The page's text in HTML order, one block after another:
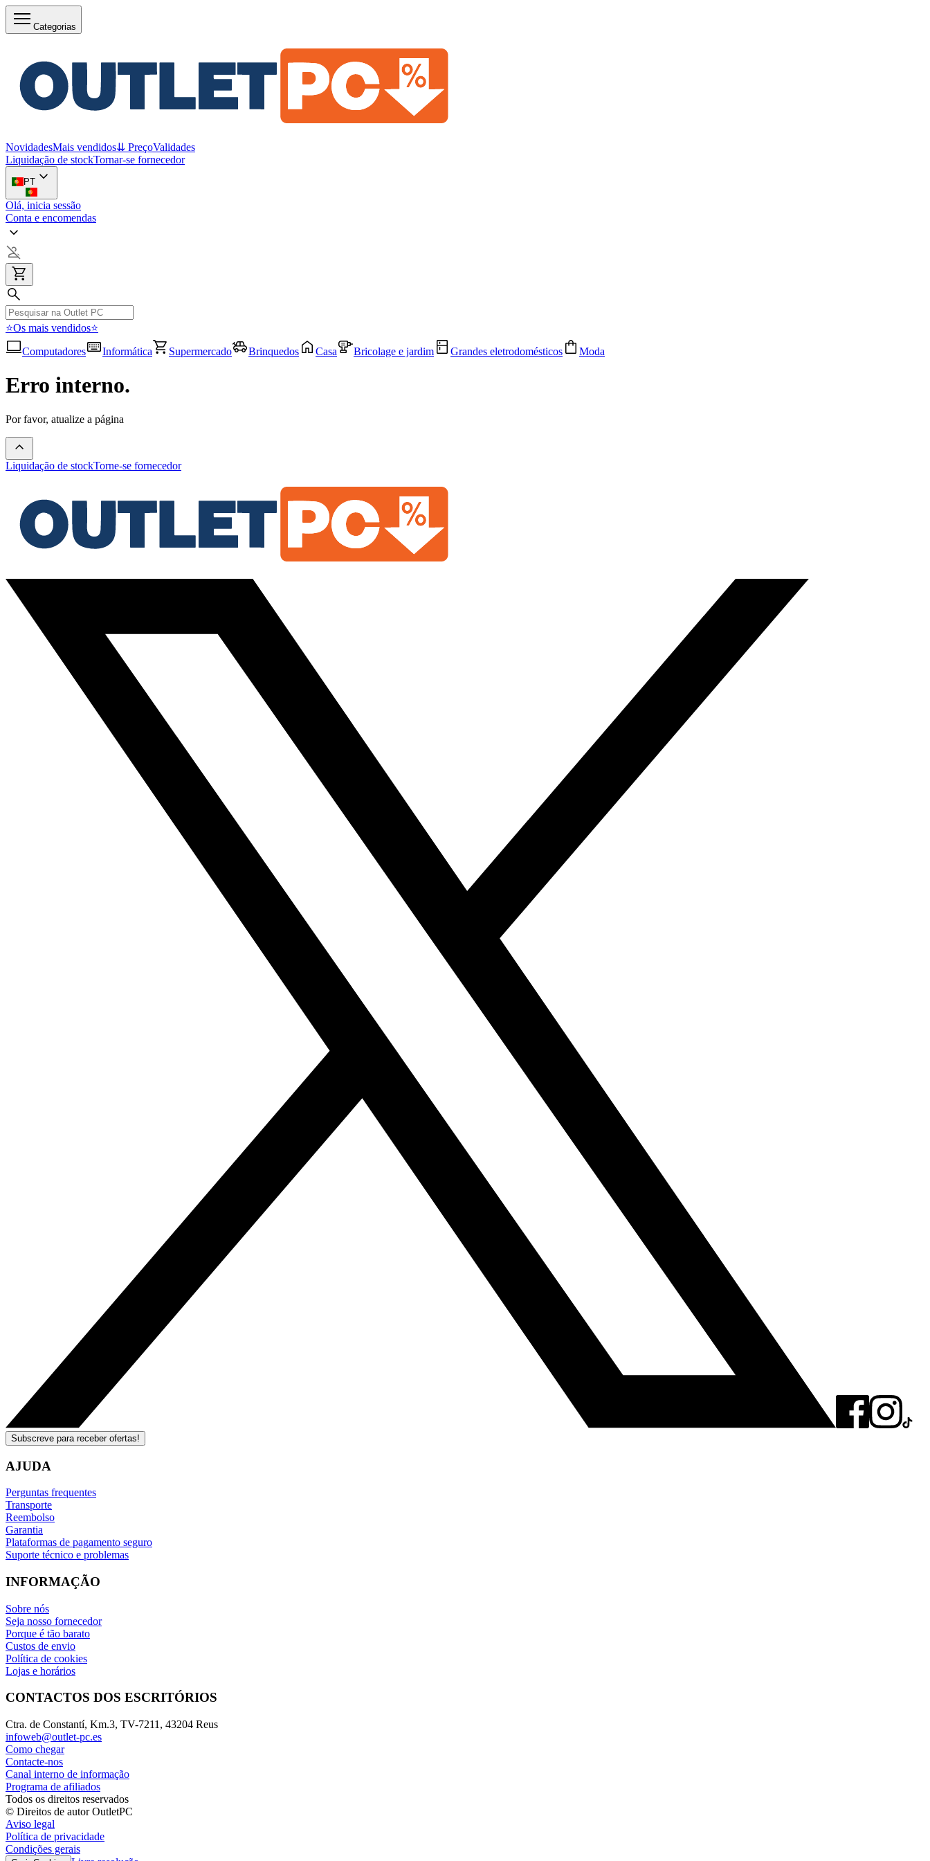
Categorias
NovidadesMais vendidos⇊ PreçoValidades
Liquidação de stockTornar-se fornecedor
PT
Olá, inicia sessão
Conta e encomendas
⭐Os mais vendidos⭐
Computadores
Informática Supermercado Brinquedos Casa Bricolage e jardim Grandes eletrodomésticos Moda
Erro interno.
Por favor, atualize a página
Liquidação de stockTorne-se fornecedor
Subscreve para receber ofertas!
AJUDA
Perguntas frequentes
Transporte
Reembolso
Garantia
Plataformas de pagamento seguro
Suporte técnico e problemas
INFORMAÇÃO
Sobre nós
Seja nosso fornecedor
Porque é tão barato
Custos de envio
Política de cookies
Lojas e horários
CONTACTOS DOS ESCRITÓRIOS
Ctra. de Constantí, Km.3, TV-7211, 43204 Reus
infoweb@outlet-pc.es
Como chegar
Contacte-nos
Canal interno de informação
Programa de afiliados
Todos os direitos reservados
© Direitos de autor OutletPC
Aviso legal
Política de privacidade
Condições gerais